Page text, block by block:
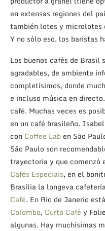
en extensas regiones del
también lotes y microlotes
Y no sólo eso, los baristas
Los buenos cafés de Brasil
agradables, de ambiente
completísimos, donde
e incluso música en
café. Muchas veces es
en un café brasileño.
con Coffee Lab en São
São Paulo son
trayectoria y que comenzó
Cafés Especiais, en el
Brasília la longeva
Café. En Rio de Janerio
Colombo, Curto Café y
algunas. Hay muchísimas